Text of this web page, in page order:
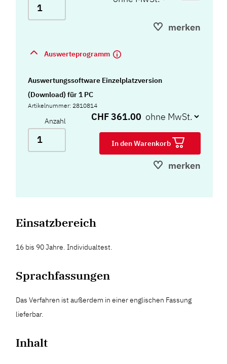
Auswertungsschablonen, Auswertungssoftware
(Download) und Tasche
merken
Auswerteprogramm
Auswertungssoftware Einzelplatzversion
(Download) für 1 PC
Artikelnummer: 2810814
Anzahl CHF 361.00
In den Warenkorb
merken
Einsatzbereich
16 bis 90 Jahre. Individualtest.
Sprachfassungen
Das Verfahren ist außerdem in einer englischen Fassung
lieferbar.
Inhalt